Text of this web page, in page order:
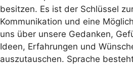
besitzen. Es ist der Schlüssel
Kommunikation und eine
uns über unsere Gedanken,
Ideen, Erfahrungen und
auszutauschen. Sprache